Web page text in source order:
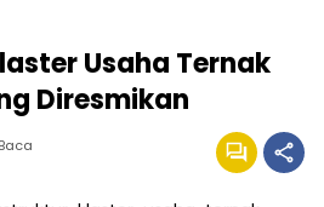
Usaha Ternak
Diresmikan